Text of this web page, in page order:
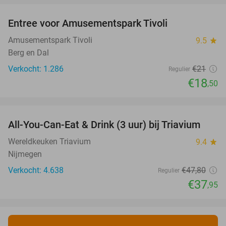
Entree voor Amusementspark Tivoli
Amusementspark Tivoli 9.5 star
Berg en Dal
Verkocht: 1.286
Regulier €21
€18,50
21%
All-You-Can-Eat & Drink (3 uur) bij Triavium
Wereldkeuken Triavium 9.4 star
Nijmegen
Verkocht: 4.638
Regulier €47,80
€37,95